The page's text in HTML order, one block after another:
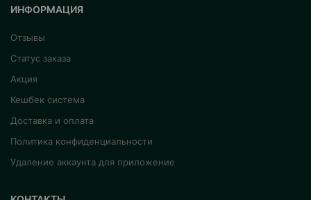
ИНФОРМАЦИЯ
Отзывы
Статус заказа
Акция
Кешбек система
Доставка и оплата
Политика конфиденциальности
Удаление аккаунта для приложение